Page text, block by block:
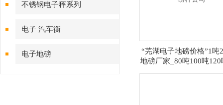
不锈钢电子秤系列
电子 汽车衡
电子地磅
“芜湖电子地磅价格”1吨
地磅厂家_80吨100吨120